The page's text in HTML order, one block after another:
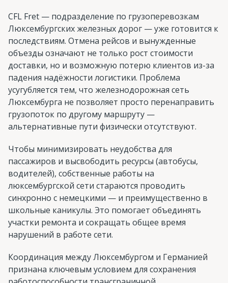
CFL Fret — подразделение по грузоперевозкам
Люксембургских железных дорог — уже готовится к
последствиям. Отмена рейсов и вынужденные
объезды означают не только рост стоимости
доставки, но и возможную потерю клиентов из-за
падения надёжности логистики. Проблема
усугубляется тем, что железнодорожная сеть
Люксембурга не позволяет просто перенаправить
грузопоток по другому маршруту —
альтернативные пути физически отсутствуют.
Чтобы минимизировать неудобства для
пассажиров и высвободить ресурсы (автобусы,
водителей), собственные работы на
люксембургской сети стараются проводить
синхронно с немецкими — и преимущественно в
школьные каникулы. Это помогает объединять
участки ремонта и сокращать общее время
нарушений в работе сети.
Координация между Люксембургом и Германией
признана ключевым условием для сохранения